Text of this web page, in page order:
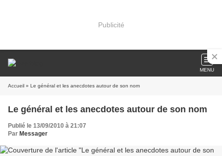
Publicité
MENU
Accueil » Le général et les anecdotes autour de son nom
Le général et les anecdotes autour de son nom
Publié le 13/09/2010 à 21:07
Par Messager